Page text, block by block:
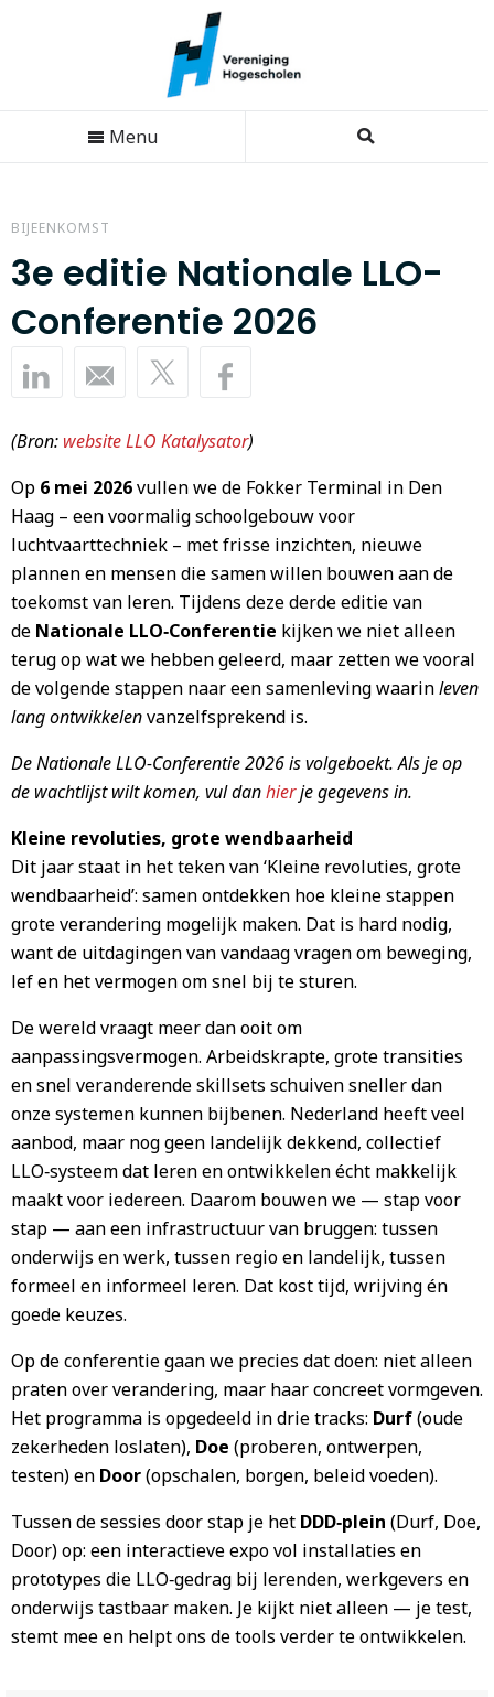
Menu
BIJEENKOMST
3e editie Nationale LLO-
Conferentie 2026
(Bron: website LLO Katalysator)
Op 6 mei 2026vullen we de Fokker Terminal in Den
Haag – een voormalig schoolgebouw voor
luchtvaarttechniek – met frisse inzichten, nieuwe
plannen en mensen die samen willen bouwen aan de
toekomst van leren. Tijdens deze derde editie van
de Nationale LLO‑Conferentie kijken we niet alleen
terug op wat we hebben geleerd, maar zetten we vooral
de volgende stappen naar een samenleving waarinleven
lang ontwikkelenvanzelfsprekend is.
De Nationale LLO-Conferentie 2026 is volgeboekt. Als je op
de wachtlijst wilt komen, vul danhierje gegevens in.
Kleine revoluties, grote wendbaarheid
Dit jaar staat in het teken van ‘Kleine revoluties, grote
wendbaarheid’: samen ontdekken hoe kleine stappen
grote verandering mogelijk maken. Dat is hard nodig,
want de uitdagingen van vandaag vragen om beweging,
lef en het vermogen om snel bij te sturen.
De wereld vraagt meer dan ooit om
aanpassingsvermogen. Arbeidskrapte, grote transities
en snel veranderende skillsets schuiven sneller dan
onze systemen kunnen bijbenen. Nederland heeft veel
aanbod, maar nog geen landelijk dekkend, collectief
LLO‑systeem dat leren en ontwikkelen écht makkelijk
maakt voor iedereen. Daarom bouwen we — stap voor
stap — aan een infrastructuur van bruggen: tussen
onderwijs en werk, tussen regio en landelijk, tussen
formeel en informeel leren. Dat kost tijd, wrijving én
goede keuzes.
Op de conferentie gaan we precies dat doen: niet alleen
praten over verandering, maar haar concreet vormgeven.
Het programma is opgedeeld in drie tracks: Durf(oude
zekerheden loslaten), Doe (proberen, ontwerpen,
testen) en Door(opschalen, borgen, beleid voeden).
Tussen de sessies door stap je het DDD‑plein (Durf, Doe,
Door) op: een interactieve expo vol installaties en
prototypes die LLO‑gedrag bij lerenden, werkgevers en
onderwijs tastbaar maken. Je kijkt niet alleen — je test,
stemt mee en helpt ons de tools verder te ontwikkelen.